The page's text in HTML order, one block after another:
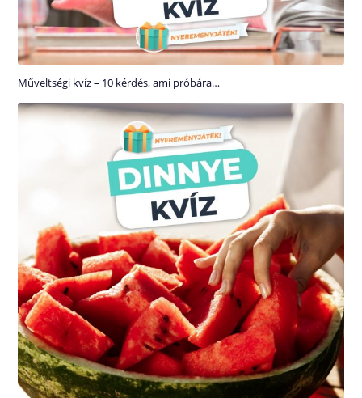
Műveltségi kvíz – 10 kérdés, ami próbára…